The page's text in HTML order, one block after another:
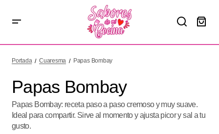
Portada Cuaresma Papas Bombay
Papas Bombay
Papas Bombay: receta paso a paso cremoso y muy suave.
Ideal para compartir. Sirve al momento y ajusta picor y sal a tu
gusto.